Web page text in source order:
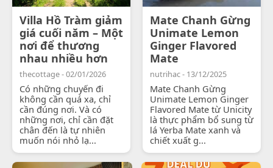
Villa Hồ Tràm giảm
giá cuối năm – Một
nơi để thương
nhau nhiều hơn
thecottage - 02/01/2026
Có những chuyến đi
không cần quá xa, chỉ
cần đúng nơi. Và có
những nơi, chỉ cần đặt
chân đến là tự nhiên
muốn nói nhỏ lạ...
Mate Chanh Gừng
Unimate Lemon
Ginger Flavored
Mate
nutrihac - 13/12/2025
Mate Chanh Gừng
Unimate Lemon Ginger
Flavored Mate từ Unicity
là thực phẩm bổ sung từ
lá Yerba Mate xanh và
chiết xuất g...